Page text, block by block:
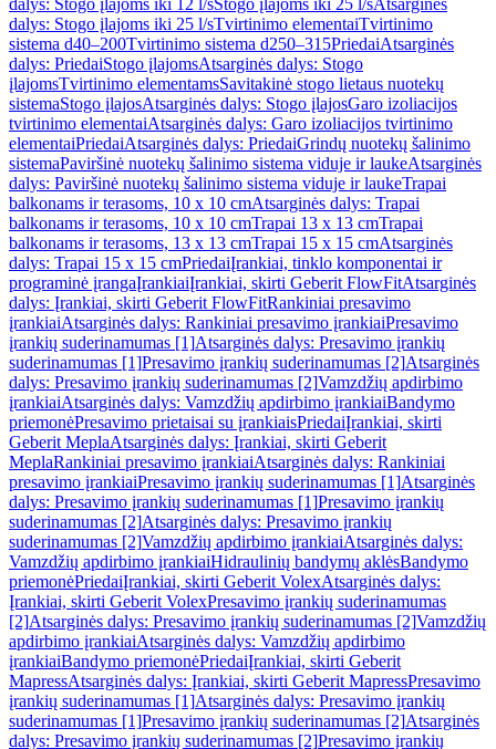
dalys: Stogo įlajoms iki 12 l/sStogo įlajoms iki 25 l/sAtsarginės
dalys: Stogo įlajoms iki 25 l/sTvirtinimo elementaiTvirtinimo
sistema d40–200Tvirtinimo sistema d250–315PriedaiAtsarginės
dalys: PriedaiStogo įlajomsAtsarginės dalys: Stogo
įlajomsTvirtinimo elementamsSavitakinė stogo lietaus nuotekų
sistemaStogo įlajosAtsarginės dalys: Stogo įlajosGaro izoliacijos
tvirtinimo elementaiAtsarginės dalys: Garo izoliacijos tvirtinimo
elementaiPriedaiAtsarginės dalys: PriedaiGrindų nuotekų šalinimo
sistemaPaviršinė nuotekų šalinimo sistema viduje ir laukeAtsarginės
dalys: Paviršinė nuotekų šalinimo sistema viduje ir laukeTrapai
balkonams ir terasoms, 10 x 10 cmAtsarginės dalys: Trapai
balkonams ir terasoms, 10 x 10 cmTrapai 13 x 13 cmTrapai
balkonams ir terasoms, 13 x 13 cmTrapai 15 x 15 cmAtsarginės
dalys: Trapai 15 x 15 cmPriedaiĮrankiai, tinklo komponentai ir
programinė įrangaĮrankiaiĮrankiai, skirti Geberit FlowFitAtsarginės
dalys: Įrankiai, skirti Geberit FlowFitRankiniai presavimo
įrankiaiAtsarginės dalys: Rankiniai presavimo įrankiaiPresavimo
įrankių suderinamumas [1]Atsarginės dalys: Presavimo įrankių
suderinamumas [1]Presavimo įrankių suderinamumas [2]Atsarginės
dalys: Presavimo įrankių suderinamumas [2]Vamzdžių apdirbimo
įrankiaiAtsarginės dalys: Vamzdžių apdirbimo įrankiaiBandymo
priemonėPresavimo prietaisai su įrankiaisPriedaiĮrankiai, skirti
Geberit MeplaAtsarginės dalys: Įrankiai, skirti Geberit
MeplaRankiniai presavimo įrankiaiAtsarginės dalys: Rankiniai
presavimo įrankiaiPresavimo įrankių suderinamumas [1]Atsarginės
dalys: Presavimo įrankių suderinamumas [1]Presavimo įrankių
suderinamumas [2]Atsarginės dalys: Presavimo įrankių
suderinamumas [2]Vamzdžių apdirbimo įrankiaiAtsarginės dalys:
Vamzdžių apdirbimo įrankiaiHidraulinių bandymų aklėsBandymo
priemonėPriedaiĮrankiai, skirti Geberit VolexAtsarginės dalys:
Įrankiai, skirti Geberit VolexPresavimo įrankių suderinamumas
[2]Atsarginės dalys: Presavimo įrankių suderinamumas [2]Vamzdžių
apdirbimo įrankiaiAtsarginės dalys: Vamzdžių apdirbimo
įrankiaiBandymo priemonėPriedaiĮrankiai, skirti Geberit
MapressAtsarginės dalys: Įrankiai, skirti Geberit MapressPresavimo
įrankių suderinamumas [1]Atsarginės dalys: Presavimo įrankių
suderinamumas [1]Presavimo įrankių suderinamumas [2]Atsarginės
dalys: Presavimo įrankių suderinamumas [2]Presavimo įrankių